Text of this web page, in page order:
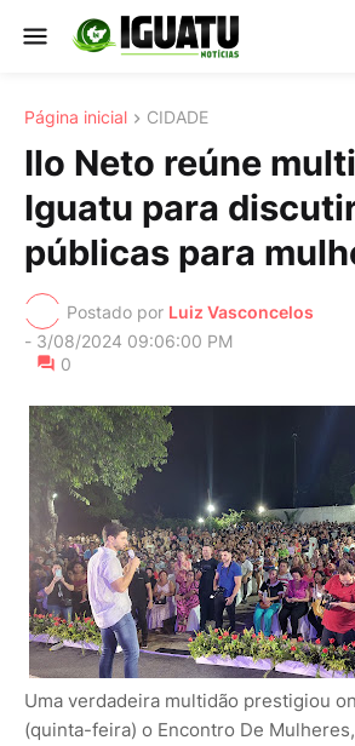
Página inicial CIDADE
Ilo Neto reúne
Iguatu para
públicas para
Postado por Luiz Vasconcelos
- 3/08/2024 09:06:00 PM
0
Uma verdadeira multidão prestigiou
(quinta-feira) o Encontro De